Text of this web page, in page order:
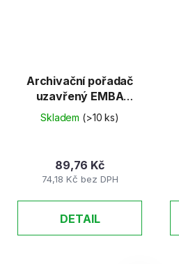
Archivační pořadač
uzavřený EMBA
330x260x110mm
Skladem (>10 ks)
74,18 Kč bez DPH
89,76 Kč
DETAIL